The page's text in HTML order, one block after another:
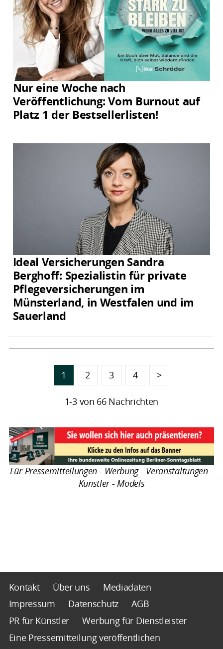
Nur eine Woche nach
Veröffentlichung: Vom Burnout auf
Platz 1 der Bestsellerlisten!
Ideal Versicherungen Sandra
Berghoff: Spezialistin für private
Pflegeversicherungen im
Münsterland, in Westfalen und im
Sauerland
1 2 3 4 >
1-3 von 66 Nachrichten
Für Pressemitteilungen - Werbung - Veranstaltungen -
Künstler - Models
Kontakt Über uns
Mediadaten
Impressum
Datenschutz
AGB
PR für Künstler
Werbung für Dienstleister
Eine Pressemitteilung veröffentlichen